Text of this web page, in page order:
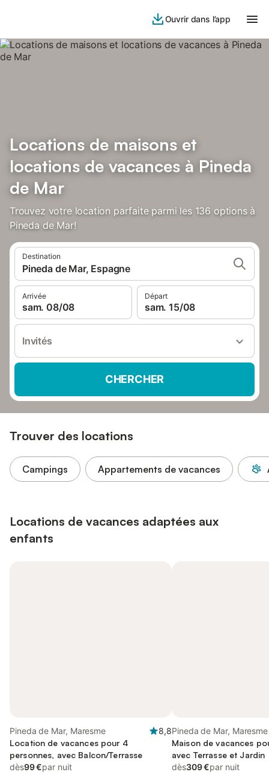
Ouvrir dans l’app
Locations de maisons et
locations de vacances à Pineda
de Mar
Trouvez votre location parfaite parmi les 136 options à
Pineda de Mar!
Destination
Pineda de Mar, Espagne
Arrivée
sam. 08/08
Départ
sam. 15/08
Invités
CHERCHER
Trouver des locations
Campings Appartements de vacances
Locations de vacances adaptées aux
enfants
Pineda de Mar, Maresme
8,8
Location de vacances pour 4
personnes, avec Balcon/Terrasse
dès99 €par nuit
Pineda de Mar, Maresme
Maison de vacances
avec Terrasse et Jardin
dès309 €par nuit